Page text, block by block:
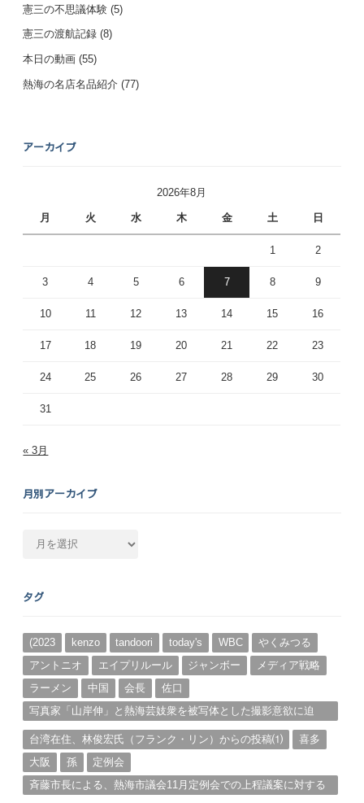
憲三の不思議体験 (5)
憲三の渡航記録 (8)
本日の動画 (55)
熱海の名店名品紹介 (77)
アーカイブ
2026年8月
月 火 水 木 金 土 日
1 2
3 4 5 6 7 8 9
10 11 12 13 14 15 16
17 18 19 20 21 22 23
24 25 26 27 28 29 30
31
« 3月
月別アーカイブ
カ
ブ
タグ
(2023 kenzo tandoori today's WBC
やくみつる
アントニオ
エイプリルール ジャンボー
メディア戦略
ラーメン
中国 会長
佐口
写真家「山岸伸」と熱海芸妓衆を被写体とした撮影意欲に迫
台湾在住、林俊宏氏（フランク・リン）からの投稿⑴
喜多
大阪
孫
定例会
斉藤市長による、熱海市議会11月定例会での上程議案に対する